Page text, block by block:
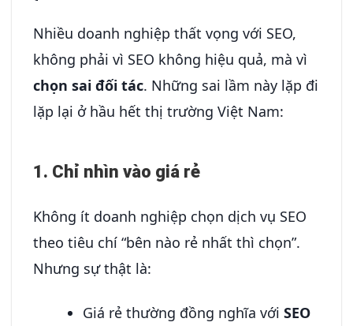
Nhiều doanh nghiệp thất vọng với SEO,
không phải vì SEO không hiệu quả, mà vì
chọn sai đối tác. Những sai lầm này lặp đi
lặp lại ở hầu hết thị trường Việt Nam:
1. Chỉ nhìn vào giá rẻ
Không ít doanh nghiệp chọn dịch vụ SEO
theo tiêu chí “bên nào rẻ nhất thì chọn”.
Nhưng sự thật là:
Giá rẻ thường đồng nghĩa vớiSEO